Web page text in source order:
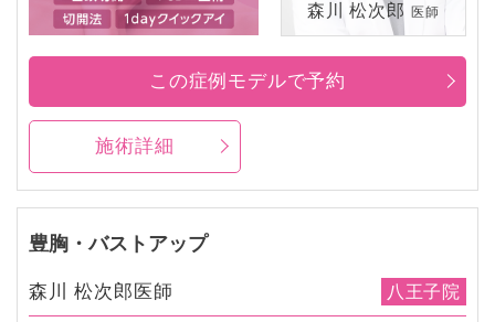
森川 松次郎 医師
施術詳細
この症例モデルで予約
豊胸・バストアップ
森川 松次郎医師 八王子院